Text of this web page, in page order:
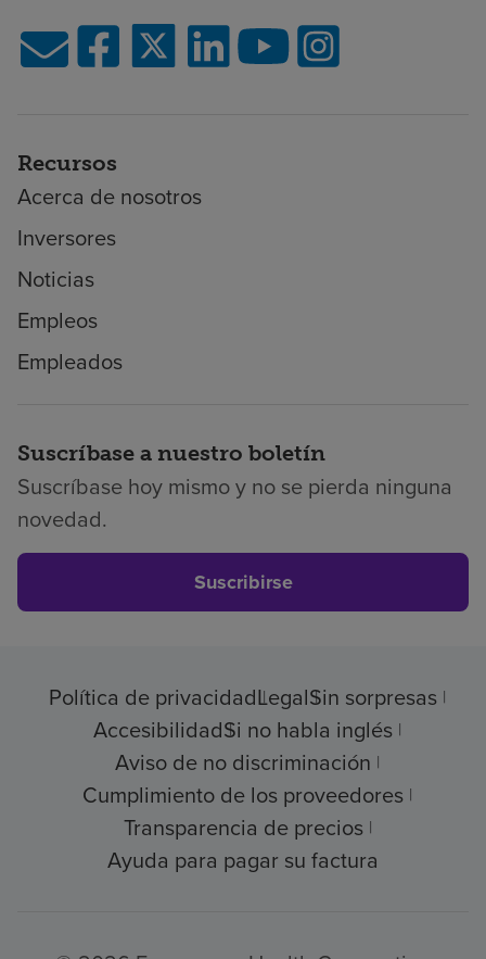
Recursos
Acerca de nosotros
Inversores
Noticias
Empleos
Empleados
Suscríbase a nuestro boletín
Suscríbase hoy mismo y no se pierda ninguna
novedad.
Suscribirse
Política de privacidadLegalSin sorpresas
AccesibilidadSi no habla inglés
Aviso de no discriminación
Cumplimiento de los proveedores
Transparencia de precios
Ayuda para pagar su factura